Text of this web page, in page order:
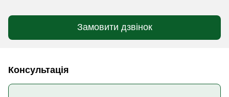
Замовити дзвінок
Консультація